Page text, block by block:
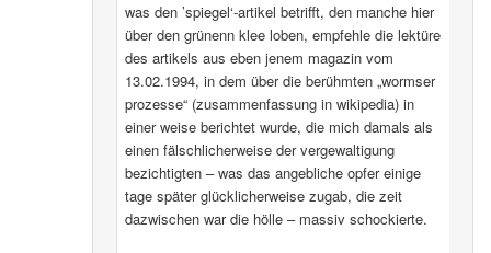
was den ’spiegel‘-artikel betrifft, den manche hier
über den grünenn klee loben, empfehle die lektüre
des artikels aus eben jenem magazin vom
13.02.1994, in dem über die berühmten „wormser
prozesse“ (zusammenfassung in wikipedia) in
einer weise berichtet wurde, die mich damals als
einen fälschlicherweise der vergewaltigung
bezichtigten – was das angebliche opfer einige
tage später glücklicherweise zugab, die zeit
dazwischen war die hölle – massiv schockierte.